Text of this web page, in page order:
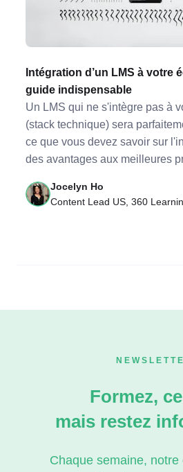
Intégration d’un LMS à votre
guide indispensable
Un LMS qui ne s'intègre pas à
(stack technique) sera
ce que vous devez savoir sur
des avantages aux meilleures
Jocelyn Ho
Content Lead US, 360
Formez,
mais restez
Chaque semaine,